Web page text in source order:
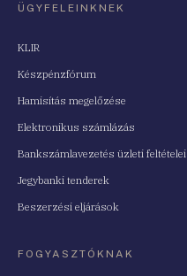
ÜGYFELEINKNEK
KLIR
Készpénzfórum
Hamisítás megelőzése
Elektronikus számlázás
Bankszámlavezetés üzleti feltételei
Jegybanki tenderek
Beszerzési eljárások
FOGYASZTÓKNAK